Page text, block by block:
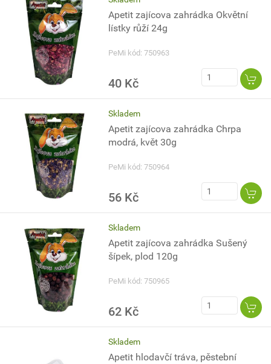
Apetit zajícova zahrádka Okvětní
lístky růží 24g
PeMi kód: 750963
40 Kč
Skladem
Apetit zajícova zahrádka Chrpa
modrá, květ 30g
PeMi kód: 750964
56 Kč
Skladem
Apetit zajícova zahrádka Sušený
šípek, plod 120g
PeMi kód: 750965
62 Kč
Skladem
Apetit hlodavčí tráva, pěstební